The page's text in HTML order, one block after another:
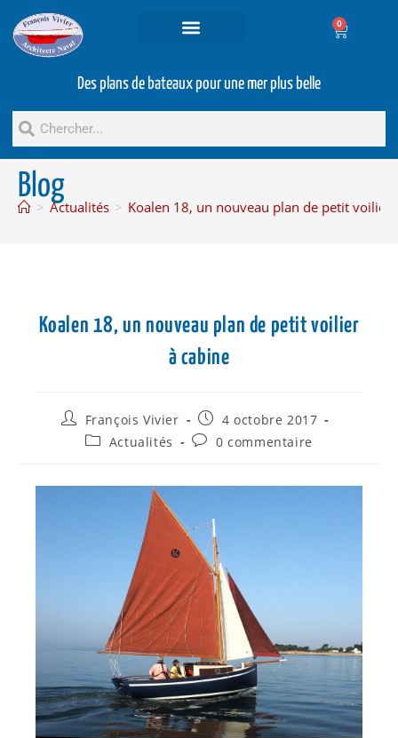
0
Des plans de bateaux pour une mer plus belle
Blog
> Actualités > Koalen 18, un nouveau plan de petit voilier
Koalen 18, un nouveau plan de petit voilier
à cabine
François Vivier
4 octobre 2017
Actualités
0 commentaire